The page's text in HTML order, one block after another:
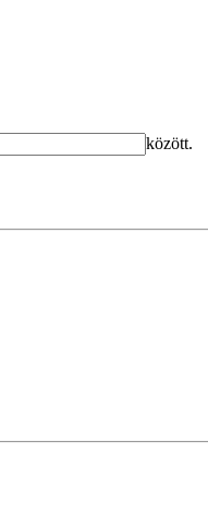
között.